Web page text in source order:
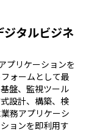
ジタルビジネ
プリケーションを
ォームとして最
盤、監視ツール
設計、構築、検
務アプリケーシ
ョンを即利用す